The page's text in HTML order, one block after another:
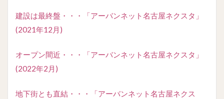
建設は最終盤・・・「アーバンネット名古屋ネクスタ」
(2021年12月)
オープン間近・・・「アーバンネット名古屋ネクスタ」
(2022年2月)
地下街とも直結・・・「アーバンネット名古屋ネクス